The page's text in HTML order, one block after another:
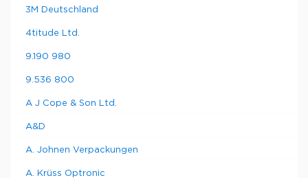
3M Deutschland
4titude Ltd.
9.190 980
9.536 800
A J Cope & Son Ltd.
A&D
A. Johnen Verpackungen
A. Krüss Optronic